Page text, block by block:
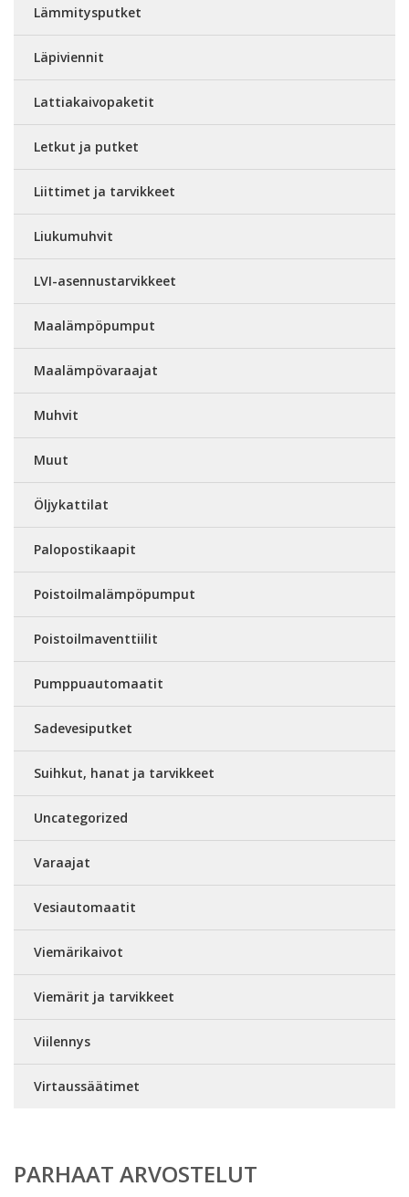
Lämmitysputket
Läpiviennit
Lattiakaivopaketit
Letkut ja putket
Liittimet ja tarvikkeet
Liukumuhvit
LVI-asennustarvikkeet
Maalämpöpumput
Maalämpövaraajat
Muhvit
Muut
Öljykattilat
Palopostikaapit
Poistoilmalämpöpumput
Poistoilmaventtiilit
Pumppuautomaatit
Sadevesiputket
Suihkut, hanat ja tarvikkeet
Uncategorized
Varaajat
Vesiautomaatit
Viemärikaivot
Viemärit ja tarvikkeet
Viilennys
Virtaussäätimet
PARHAAT ARVOSTELUT